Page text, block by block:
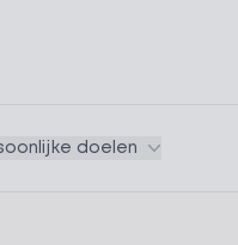
doelen